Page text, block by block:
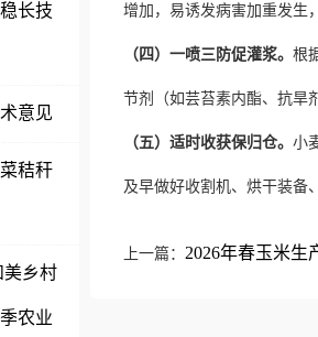
长技
意见
秸秆
美乡村
农业
增加，易诱发病害加重发生
（四）一喷三防促灌浆。 根
节剂（如芸苔素内酯、抗旱
（五）适时收获保归仓。 小
及早做好收割机、烘干装备
上一篇： 2026年春玉米生